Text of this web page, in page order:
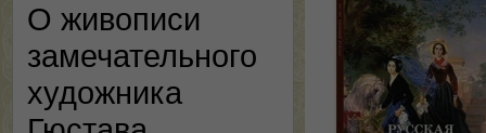
О живописи
замечательного
художника